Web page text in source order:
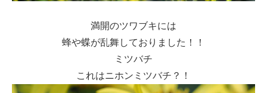
満開のツワブキには
蜂や蝶が乱舞しておりました！！
ミツバチ
これはニホンミツバチ？！